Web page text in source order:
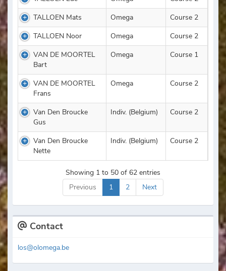
TALLOEN Mats
Omega
Course 2
TALLOEN Noor
Omega
Course 2
VAN DE MOORTEL
Bart
Omega Course 1
VAN DE MOORTEL
Frans
Omega Course 2
Van Den Broucke
Gus
Indiv. (Belgium) Course 2
Van Den Broucke
Nette
Indiv. (Belgium) Course 2
Showing 1 to 50 of 62 entries
Previous
1 2 Next
Contact
los@olomega.be